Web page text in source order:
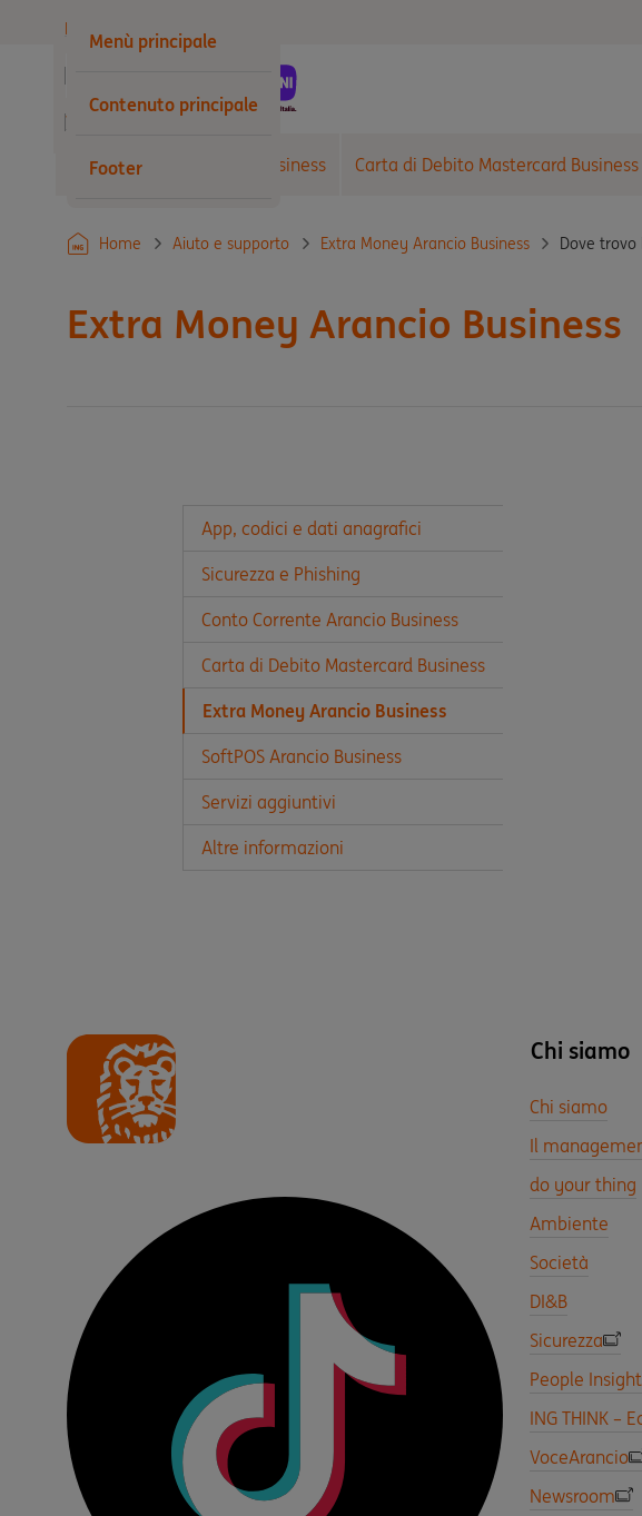
Menù principale
Contenuto principale
Footer
Privati
Wholesale
Conto Corrente Arancio Business Carta di Debito Mastercard Business
Home Aiuto e supporto Extra Money Arancio Business Dove trovo
Extra Money Arancio Business
App, codici e dati anagrafici
Sicurezza e Phishing
Conto Corrente Arancio Business
Carta di Debito Mastercard Business
Extra Money Arancio Business
SoftPOS Arancio Business
Servizi aggiuntivi
Altre informazioni
Chi siamo
Chi siamo
Il
do your thing
Ambiente
Società
DI&B
Sicurezza
People
ING THINK –
VoceArancio
Newsroom